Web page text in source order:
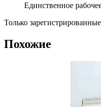
Единственное
Только
Похожие